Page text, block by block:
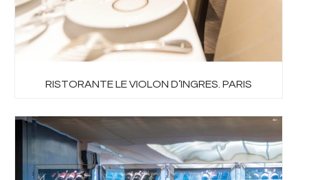
RISTORANTE LE VIOLON D’INGRES. PARIS